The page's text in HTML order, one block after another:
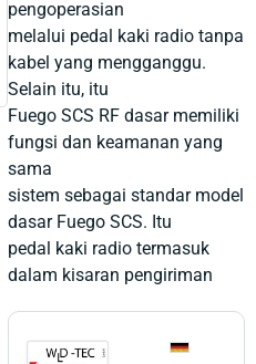
pengoperasian
melalui pedal kaki radio tanpa
kabel yang mengganggu.
Selain itu, itu
Fuego SCS RF dasar memiliki
fungsi dan keamanan yang
sama
sistem sebagai standar model
dasar Fuego SCS. Itu
pedal kaki radio termasuk
dalam kisaran pengiriman